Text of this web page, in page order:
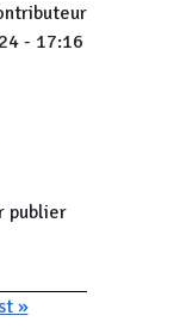
- 17:16
publier
page
»